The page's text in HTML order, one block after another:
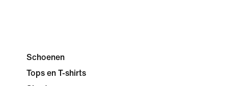
Schoenen
Tops en T-shirts